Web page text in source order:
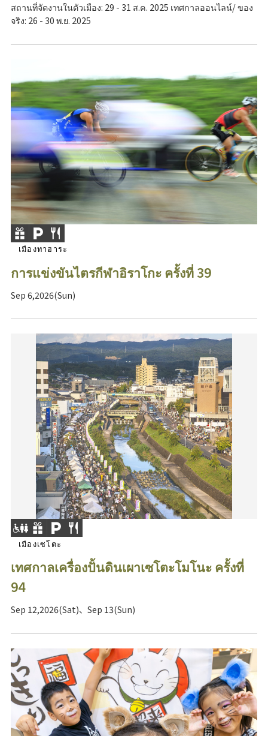
สถานที่จัดงานในตัวเมือง: 29 - 31 ส.ค. 2025 เทศกาลออนไลน์/ ของ
จริง: 26 - 30 พ.ย. 2025
เมืองทาฮาระ
การแข่งขันไตรกีฬาอิราโกะ ครั้งที่ 39
Sep 6,2026(Sun)
เมืองเซโตะ
เทศกาลเครื่องปั้นดินเผาเซโตะโมโนะ ครั้งที่
94
Sep 12,2026(Sat)、Sep 13(Sun)